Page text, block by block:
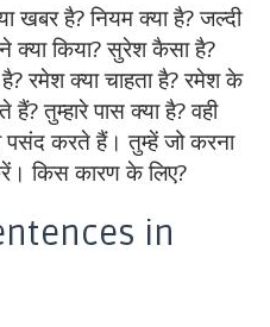
खबर है? नियम क्या है? जल्दी
क्या किया? सुरेश कैसा है?
रमेश क्या चाहता है? रमेश के
तुम्हारे पास क्या है? वही
करते हैं। तुम्हें जो करना
किस कारण के लिए?
in